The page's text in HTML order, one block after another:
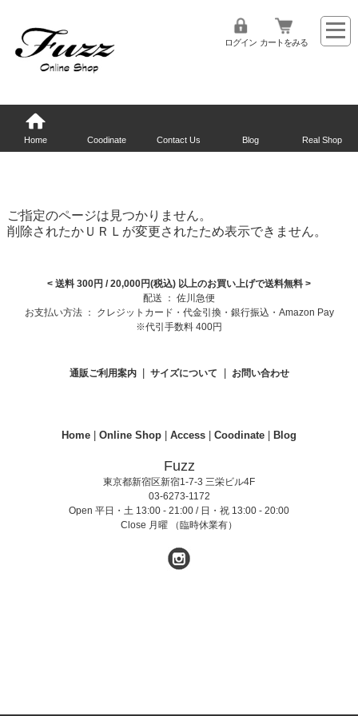
ログイン カートをみる
Home Coodinate Contact Us Blog Real Shop
ご指定のページは見つかりません。
削除されたかＵＲＬが変更されたため表示できません。
< 送料 300円 / 20,000円(税込) 以上のお買い上げで送料無料 >
配送 ： 佐川急便
お支払い方法 ： クレジットカード・代金引換・銀行振込・Amazon Pay
※代引手数料 400円
通販ご利用案内 サイズについて お問い合わせ
Home Online Shop Access Coodinate Blog
Fuzz
東京都新宿区新宿1-7-3 三栄ビル4F
03-6273-1172
Open 平日・土 13:00 - 21:00 / 日・祝 13:00 - 20:00
Close 月曜 （臨時休業有）